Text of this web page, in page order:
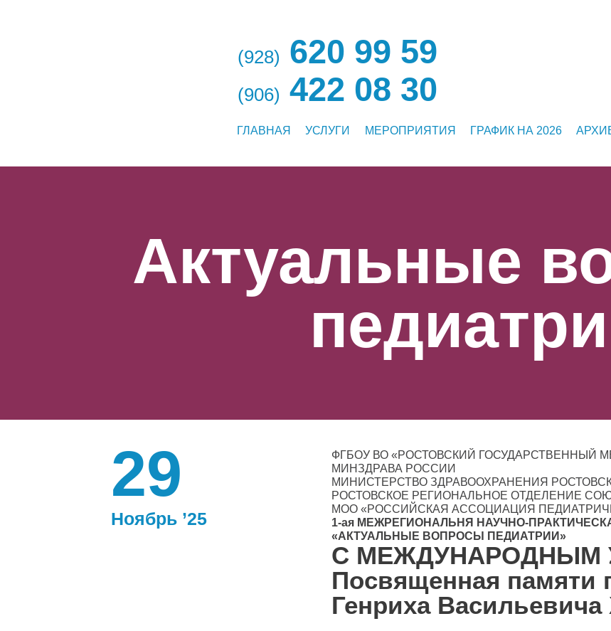
(928) 620 99 59
(906) 422 08 30
ГЛАВНАЯ УСЛУГИ МЕРОПРИЯТИЯ ГРАФИК НА 2026
Актуальные
29
Ноябрь ’25
ФГБОУ ВО «РОСТОВСКИЙ ГОСУДАРСТВЕННЫЙ
МИНЗДРАВА РОССИИ
МИНИСТЕРСТВО ЗДРАВООХРАНЕНИЯ
РОСТОВСКОЕ РЕГИОНАЛЬНОЕ ОТДЕЛЕНИЕ
МОО «РОССИЙСКАЯ АССОЦИАЦИЯ
1-ая МЕЖРЕГИОНАЛЬНЯ НАУЧНО-
«АКТУАЛЬНЫЕ ВОПРОСЫ ПЕДИАТРИИ»
С МЕЖДУНАРОДНЫМ
Посвященная памяти
Генриха Васильевича